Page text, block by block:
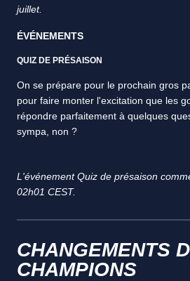
juillet.
ÉVÉNEMENTS
QUIZ DE PRÉSAISON
On se prépare pour le prochain gros
pour faire monter l'excitation que les
répondre parfaitement à quelques
sympa, non ?
L'événement Quiz de présaison
02h01 CEST.
CHANGEMENTS
CHAMPIONS